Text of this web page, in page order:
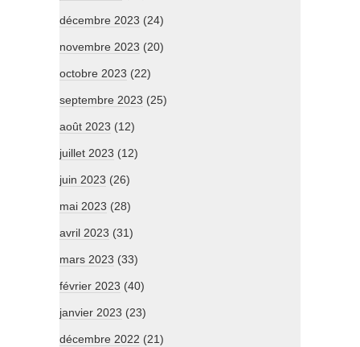
décembre 2023 (24)
novembre 2023 (20)
octobre 2023 (22)
septembre 2023 (25)
août 2023 (12)
juillet 2023 (12)
juin 2023 (26)
mai 2023 (28)
avril 2023 (31)
mars 2023 (33)
février 2023 (40)
janvier 2023 (23)
décembre 2022 (21)